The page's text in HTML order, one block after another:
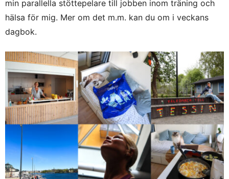
min parallella stöttepelare till jobben inom träning och
hälsa för mig. Mer om det m.m. kan du om i veckans
dagbok.